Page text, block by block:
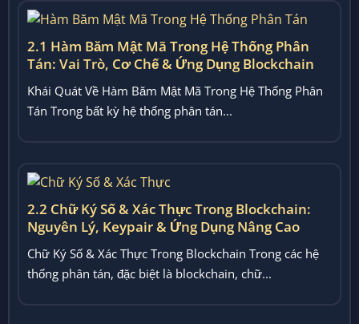
2.1 Hàm Băm Mật Mã Trong Hệ Thống Phân
Tán: Vai Trò, Cơ Chế & Ứng Dụng Blockchain
Khái Quát Về Hàm Băm Mật Mã Trong Hệ Thống Phân
Tán Trong bất kỳ hệ thống phân tán...
2.2 Chữ Ký Số & Xác Thực Trong Blockchain:
Nguyên Lý, Keypair & Ứng Dụng Nâng Cao
Chữ Ký Số & Xác Thực Trong Blockchain Trong các hệ
thống phân tán, đặc biệt là blockchain, chữ...